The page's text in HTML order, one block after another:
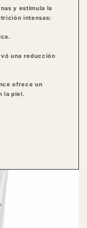
y estimula la
intensas:
una reducción
ofrece un
la piel.